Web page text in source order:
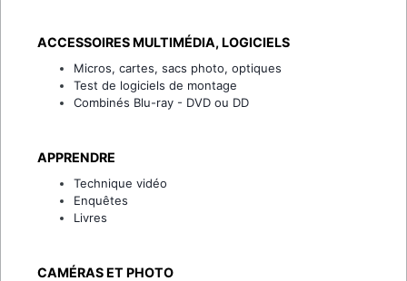
ACCESSOIRES MULTIMÉDIA, LOGICIELS
Micros, cartes, sacs photo, optiques
Test de logiciels de montage
Combinés Blu-ray - DVD ou DD
APPRENDRE
Technique vidéo
Enquêtes
Livres
CAMÉRAS ET PHOTO